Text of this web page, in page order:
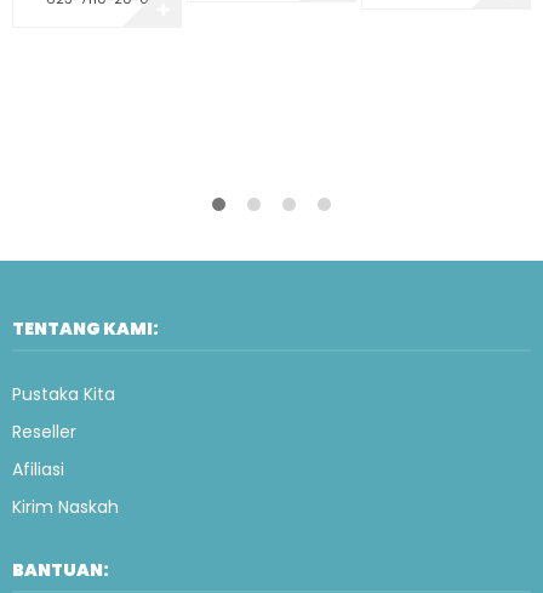
TENTANG KAMI:
Pustaka Kita
Reseller
Afiliasi
Kirim Naskah
BANTUAN: